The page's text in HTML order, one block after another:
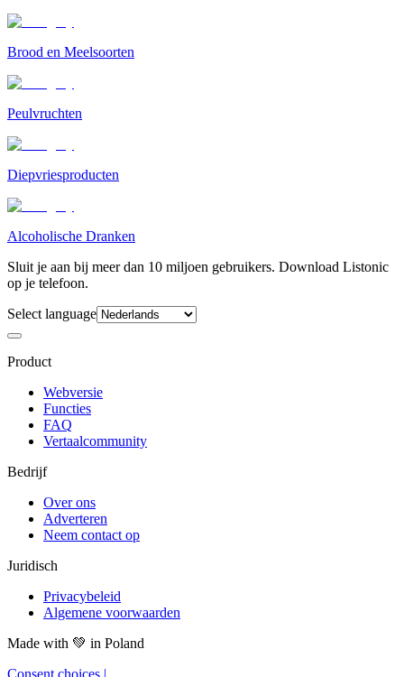
Brood en Meelsoorten
Peulvruchten
Diepvriesproducten
Alcoholische Dranken
Sluit je aan bij meer dan 10 miljoen gebruikers. Download Listonic
op je telefoon.
Select language
Product
Webversie
Functies
FAQ
Vertaalcommunity
Bedrijf
Over ons
Adverteren
Neem contact op
Juridisch
Privacybeleid
Algemene voorwaarden
Made with 💚 in Poland
Consent choices |